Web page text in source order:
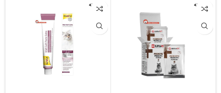
فروخته
شده
فروخته
شده